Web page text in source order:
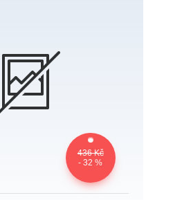
436 Kč
- 32 %